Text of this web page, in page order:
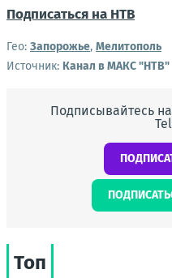
Подписаться на НТВ
Гео: Запорожье, Мелитополь
Источник: Канал в МАКС "НТВ"
Подписывайтесь
Топ